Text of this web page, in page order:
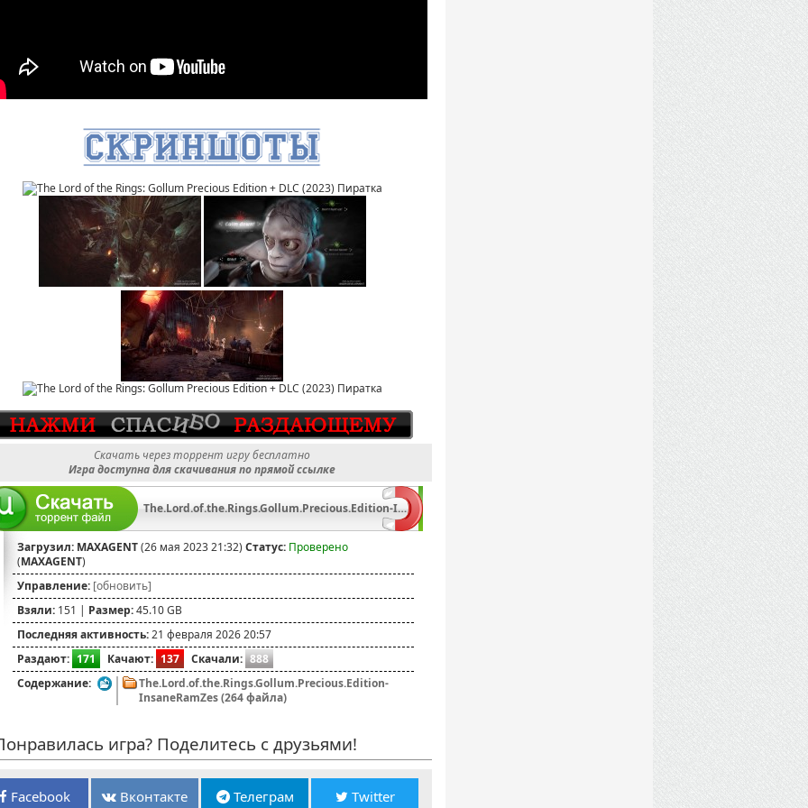
Скачать через торрент игру бесплатно
Игра доступна для скачивания по прямой ссылке
The.Lord.of.the.Rings.Gollum.Precious.Edition-InsaneRamZes.torrent
Загрузил: MAXAGENT(26 мая 2023 21:32) Статус: Проверено
(MAXAGENT)
Управление: [обновить]
Взяли: 151 | Размер:45.10 GB
Последняя активность:21 февраля 2026 20:57
Раздают: 171 Качают: 137 Скачали: 888
Содержание:
The.Lord.of.the.Rings.Gollum.Precious.Edition-
InsaneRamZes (264 файла)
игра? Поделитесь с друзьями!
Facebook Вконтакте Телеграм Twitter